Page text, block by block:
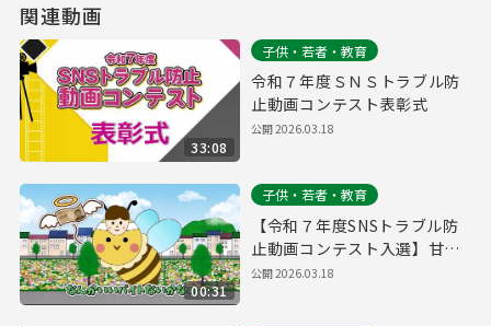
関連動画
33:08
子供・若者・教育
令和７年度ＳＮＳトラブル防
止動画コンテスト表彰式
公開2026.03.18
00:31
子供・若者・教育
【令和７年度SNSトラブル防
止動画コンテスト入選】甘い
蜜には罠がある
公開2026.03.18